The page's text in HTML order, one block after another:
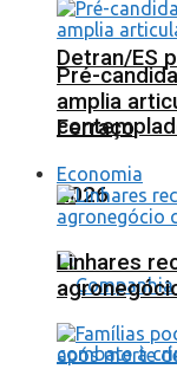
Detran/ES
2026
Pré-
amplia
Ferraço
Economia
Linhares